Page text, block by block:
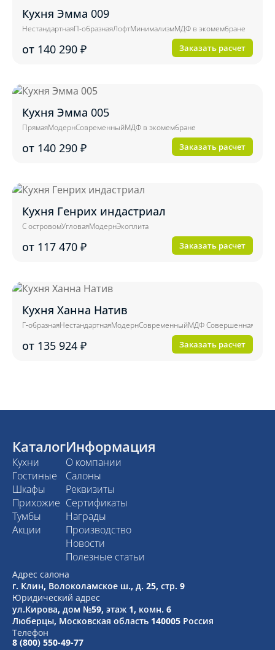
Кухня Эмма 009
НестандартнаяП-образнаяЛофтМинимализмМДФ в экомембране
от 140 290 ₽ Заказать расчет
Кухня Эмма 005
ПрямаяМодернСовременныйМДФ в экомембране
от 140 290 ₽ Заказать расчет
Кухня Генрих индастриал
С островомУгловаяМодернЭкоплита
от 117 470 ₽ Заказать расчет
Кухня Ханна Натив
Г-образнаяНестандартнаяМодернСовременныйМДФ Совершенная
от 135 924 ₽ Заказать расчет
Каталог
Кухни
Гостиные
Шкафы
Прихожие
Тумбы
Акции
Информация
О компании
Салоны
Реквизиты
Сертификаты
Награды
Производство
Новости
Полезные статьи
Адрес салона
г. Клин, Волоколамское ш., д. 25, стр. 9
Юридический адрес
ул.Кирова, дом №59, этаж 1, комн. 6
Люберцы, Московская область 140005 Россия
Телефон
8 (800) 550-49-77